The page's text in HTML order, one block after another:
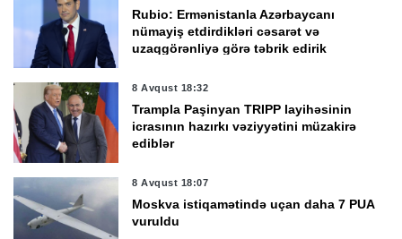
Rubio: Ermənistanla Azərbaycanı
nümayiş etdirdikləri cəsarət və
uzaqgörənliyə görə təbrik edirik
8 Avqust 18:32
Trampla Paşinyan TRIPP layihəsinin
icrasının hazırkı vəziyyətini müzakirə
ediblər
8 Avqust 18:07
Moskva istiqamətində uçan daha 7 PUA
vuruldu